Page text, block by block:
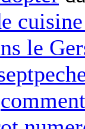
le